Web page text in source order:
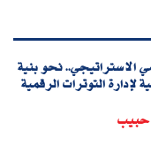
الاستراتيجي.. نحو بنية
لإدارة التوترات الرقمية
حبيب